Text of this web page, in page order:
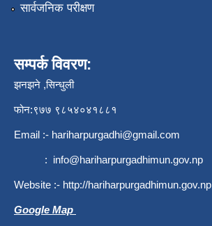
सार्वजनिक परीक्षण
सम्पर्क विवरण:
झनझने ,सिन्धुली
फोन:९७७ ९८५४०४१८८१
Email :- hariharpurgadhi@gmail.com
: info@hariharpurgadhimun.gov.np
Website :- http://hariharpurgadhimun.gov.np
Google Map